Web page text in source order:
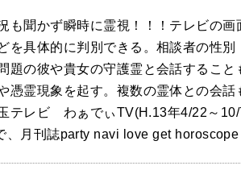
も聞かず瞬時に霊視！！！テレビの
を具体的に判別できる。相談者の性
題の彼や貴女の守護霊と会話すること
憑霊現象を起す。複数の霊体との会
テレビ わぁでぃTV(H.13年4/22～
月刊誌party navi love get horoscope